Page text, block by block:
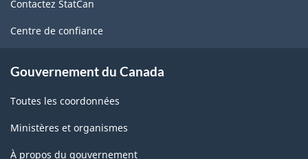
ce
site
Contactez StatCan
Centre de confiance
Gouvernement du Canada
Toutes les coordonnées
Ministères et organismes
À propos du gouvernement